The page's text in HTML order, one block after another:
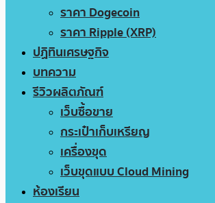
ราคา Dogecoin
ราคา Ripple (XRP)
ปฏิทินเศรษฐกิจ
บทความ
รีวิวผลิตภัณฑ์
เว็บซื้อขาย
กระเป๋าเก็บเหรียญ
เครื่องขุด
เว็บขุดแบบ Cloud Mining
ห้องเรียน